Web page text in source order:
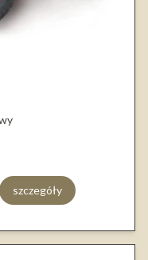
szczegóły